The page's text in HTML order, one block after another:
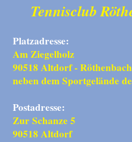
Tennisclub
Platzadresse:
Am Ziegelholz
90518 Altdorf - Röthenbach
neben dem Sportgelände
Postadresse:
Zur Schanze 5
90518 Altdorf